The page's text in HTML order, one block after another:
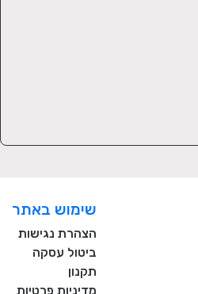
שימוש באתר
הצהרת נגישות
ביטול עסקה
תקנון
מדיניות פרטיות